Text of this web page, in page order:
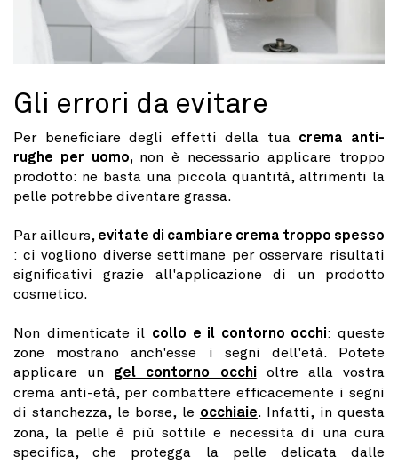
Gli errori da evitare
Per beneficiare degli effetti della tua crema anti-
rughe per uomo, non è necessario applicare troppo
prodotto: ne basta una piccola quantità, altrimenti la
pelle potrebbe diventare grassa.
Par ailleurs, evitate di cambiare crema troppo spesso
: ci vogliono diverse settimane per osservare risultati
significativi grazie all'applicazione di un prodotto
cosmetico.
Non dimenticate il collo e il contorno occhi: queste
zone mostrano anch'esse i segni dell'età. Potete
applicare un gel contorno occhioltre alla vostra
crema anti-età, per combattere efficacemente i segni
di stanchezza, le borse, le occhiaie. Infatti, in questa
zona, la pelle è più sottile e necessita di una cura
specifica, che protegga la pelle delicata dalle